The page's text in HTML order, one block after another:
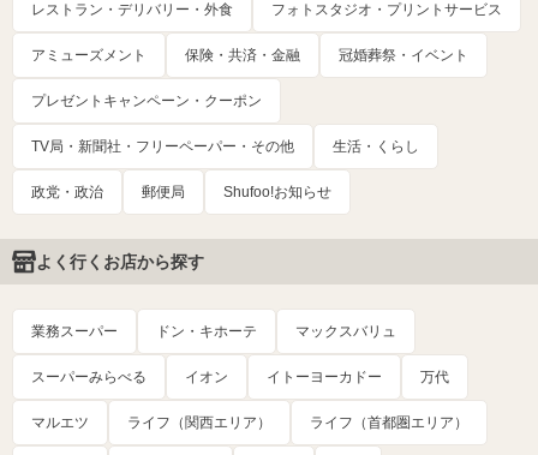
レストラン・デリバリー・外食 フォトスタジオ・プリントサービス
アミューズメント 保険・共済・金融 冠婚葬祭・イベント
プレゼントキャンペーン・クーポン
TV局・新聞社・フリーペーパー・その他 生活・くらし
政党・政治 郵便局 Shufoo!お知らせ
よく行くお店から探す
業務スーパー ドン・キホーテ マックスバリュ
スーパーみらべる イオン イトーヨーカドー 万代
マルエツ ライフ（関西エリア） ライフ（首都圏エリア）